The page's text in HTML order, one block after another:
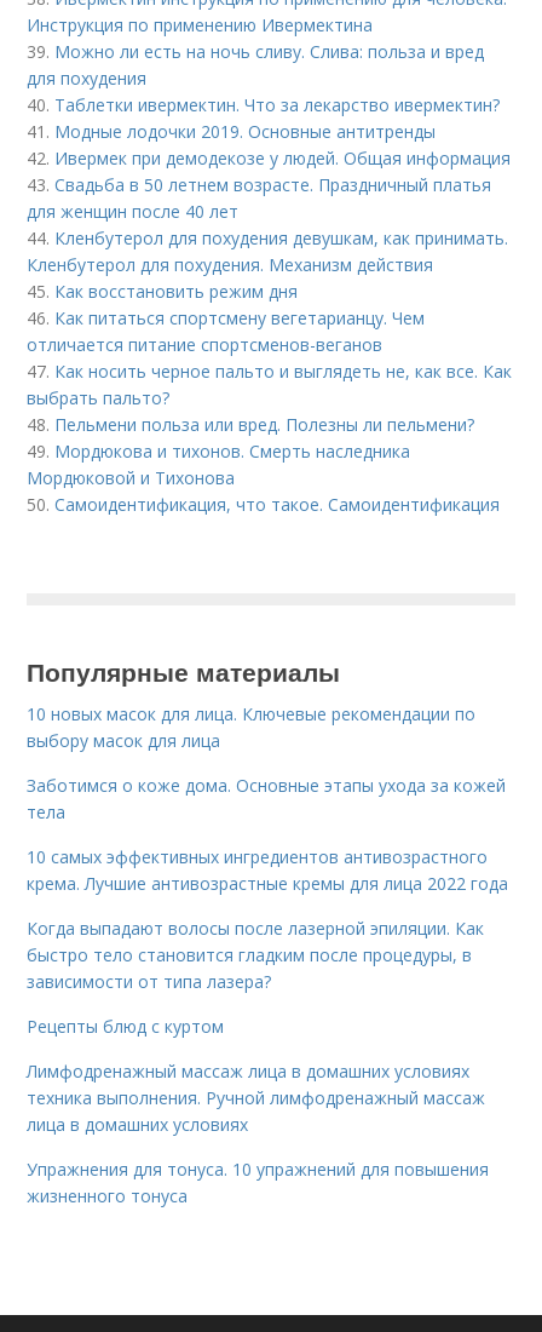
Инструкция по применению Ивермектина
39. Можно ли есть на ночь сливу. Слива: польза и вред
для похудения
40. Таблетки ивермектин. Что за лекарство ивермектин?
41. Модные лодочки 2019. Основные антитренды
42. Ивермек при демодекозе у людей. Общая информация
43.Свадьба в 50 летнем возрасте. Праздничный платья
для женщин после 40 лет
44. Кленбутерол для похудения девушкам, как принимать.
Кленбутерол для похудения. Механизм действия
45. Как восстановить режим дня
46. Как питаться спортсмену вегетарианцу. Чем
отличается питание спортсменов-веганов
47. Как носить черное пальто и выглядеть не, как все. Как
выбрать пальто?
48. Пельмени польза или вред. Полезны ли пельмени?
49. Мордюкова и тихонов. Смерть наследника
Мордюковой и Тихонова
50.Самоидентификация, что такое. Самоидентификация
Популярные материалы
10 новых масок для лица. Ключевые рекомендации по
выбору масок для лица
Заботимся о коже дома. Основные этапы ухода за кожей
тела
10 самых эффективных ингредиентов антивозрастного
крема. Лучшие антивозрастные кремы для лица 2022 года
Когда выпадают волосы после лазерной эпиляции. Как
быстро тело становится гладким после процедуры, в
зависимости от типа лазера?
Рецепты блюд с куртом
Лимфодренажный массаж лица в домашних условиях
техника выполнения. Ручной лимфодренажный массаж
лица в домашних условиях
Упражнения для тонуса. 10 упражнений для повышения
жизненного тонуса